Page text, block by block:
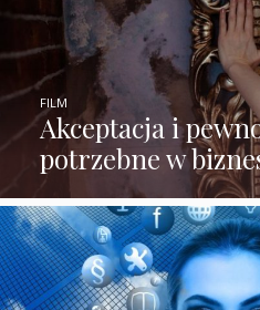
Akceptacja i
potrzebne w
FILM